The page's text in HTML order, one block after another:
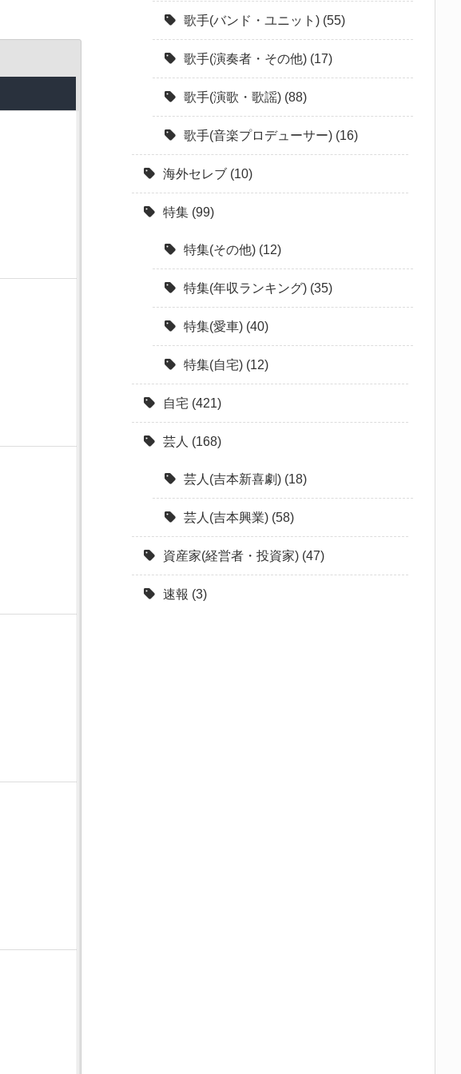
歌手(バンド・ユニット) (55)
歌手(演奏者・その他) (17)
歌手(演歌・歌謡) (88)
歌手(音楽プロデューサー) (16)
海外セレブ (10)
特集 (99)
特集(その他) (12)
特集(年収ランキング) (35)
特集(愛車) (40)
特集(自宅) (12)
自宅 (421)
芸人 (168)
芸人(吉本新喜劇) (18)
芸人(吉本興業) (58)
資産家(経営者・投資家) (47)
速報 (3)